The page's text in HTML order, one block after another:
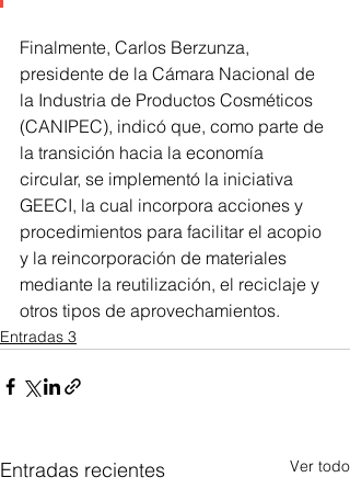
Finalmente, Carlos Berzunza,
presidente de la Cámara Nacional de
la Industria de Productos Cosméticos
(CANIPEC), indicó que, como parte de
la transición hacia la economía
circular, se implementó la iniciativa
GEECI, la cual incorpora acciones y
procedimientos para facilitar el acopio
y la reincorporación de materiales
mediante la reutilización, el reciclaje y
otros tipos de aprovechamientos.
Entradas 3
Entradas recientes Ver todo